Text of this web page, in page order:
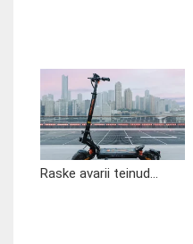
Raske avarii teinud...